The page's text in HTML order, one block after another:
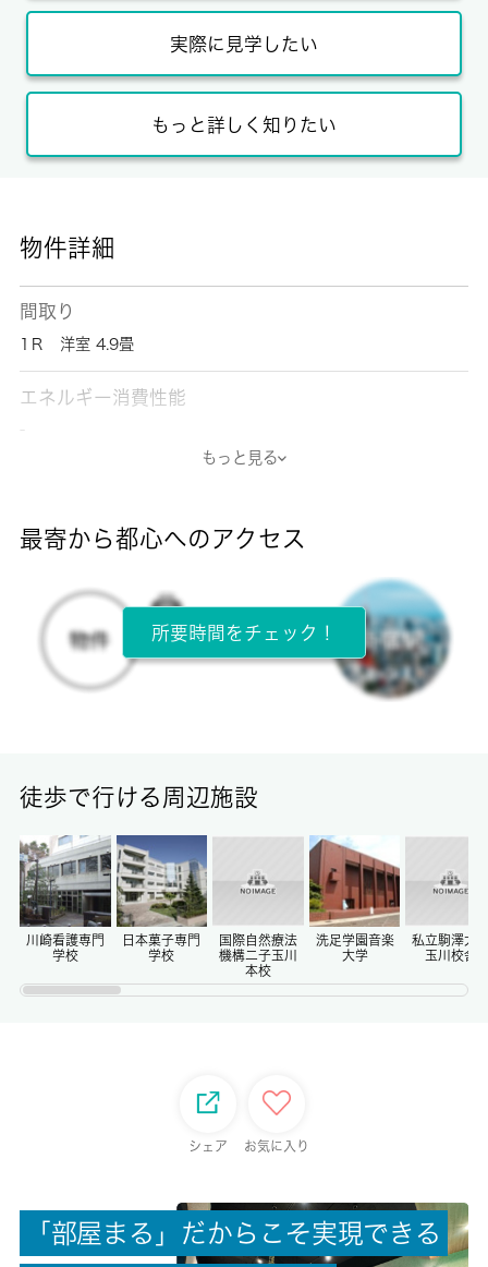
実際に見学したい
もっと詳しく知りたい
物件詳細
間取り
1Ｒ 洋室 4.9畳
エネルギー消費性能
-
所在階
1階 / 2階建
0ヶ月
償却/敷引
-/-
権利金/雑費
駐車場/料金
もっと見る
最寄から都心へのアクセス
所要時間をチェック！
徒歩で行ける周辺施設
川崎看護専門
学校
日本菓子専門
学校
国際自然療法
機構二子玉川
本校
洗足学園音楽
大学
私立駒澤大
玉川校舎
シェア お気に入り
「 部屋 ま る 」 だ か ら こ そ実現で き る